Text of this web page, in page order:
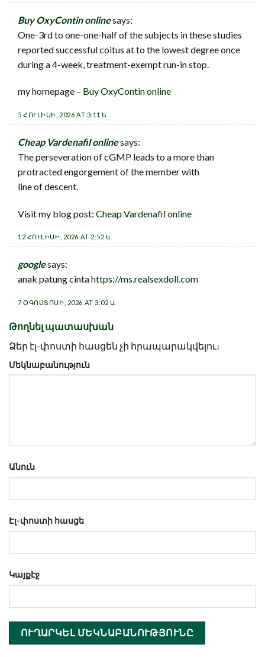
Buy OxyContin onlinesays:
One-3rd to one-one-half of the subjects in these studies
reported successful coitus at to the lowest degree once
during a 4-week, treatment-exempt run-in stop.
my homepage – Buy OxyContin online
5 ՀՈՒԼԻՍԻ, 2026 AT 3:11 Ե.
Cheap Vardenafil onlinesays:
The perseveration of cGMP leads to a more than
protracted engorgement of the member with
line of descent.
Visit my blog post: Cheap Vardenafil online
12 ՀՈՒԼԻՍԻ, 2026 AT 2:52 Ե.
googlesays:
anak patung cintahttps://ms.realsexdoll.com
7 ՕԳՈՍՏՈՍԻ, 2026 AT 3:02 Ա.
Թողնել պատասխան
Ձեր էլ-փոստի հասցեն չի հրապարակվելու։
Մեկնաբանություն
Անուն
Էլ-փոստի հասցե
Կայքէջ